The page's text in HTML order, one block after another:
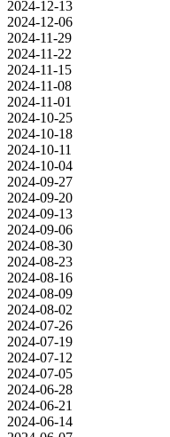
2024-12-13
2024-12-06
2024-11-29
2024-11-22
2024-11-15
2024-11-08
2024-11-01
2024-10-25
2024-10-18
2024-10-11
2024-10-04
2024-09-27
2024-09-20
2024-09-13
2024-09-06
2024-08-30
2024-08-23
2024-08-16
2024-08-09
2024-08-02
2024-07-26
2024-07-19
2024-07-12
2024-07-05
2024-06-28
2024-06-21
2024-06-14